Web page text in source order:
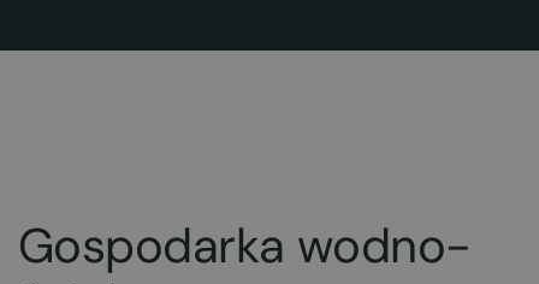
Gospodarka wodno-